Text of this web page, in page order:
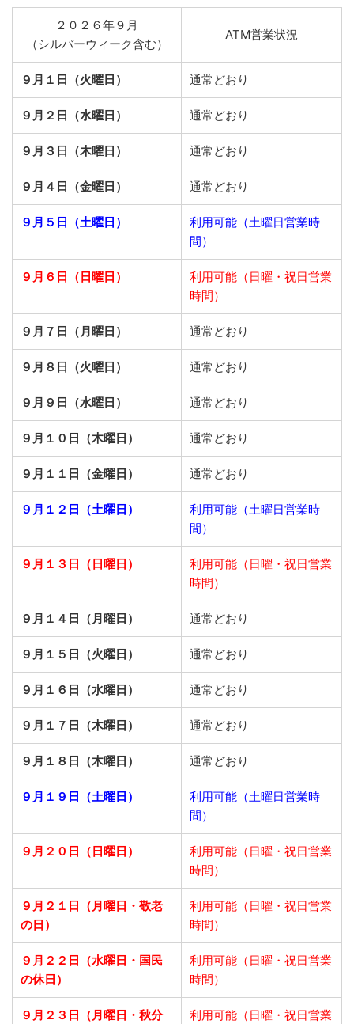
２０２６年９月
（シルバーウィーク含む）
ATM営業状況
９月１日（火曜日） 通常どおり
９月２日（水曜日） 通常どおり
９月３日（木曜日） 通常どおり
９月４日（金曜日） 通常どおり
９月５日（土曜日）
利用可能（土曜日営業時
間）
９月６日（日曜日）
利用可能（日曜・祝日営業
時間）
９月７日（月曜日） 通常どおり
９月８日（火曜日） 通常どおり
９月９日（水曜日） 通常どおり
９月１０日（木曜日） 通常どおり
９月１１日（金曜日） 通常どおり
９月１２日（土曜日）
利用可能（土曜日営業時
間）
９月１３日（日曜日）
利用可能（日曜・祝日営業
時間）
９月１４日（月曜日） 通常どおり
９月１５日（火曜日） 通常どおり
９月１６日（水曜日） 通常どおり
９月１７日（木曜日） 通常どおり
９月１８日（木曜日） 通常どおり
９月１９日（土曜日）
利用可能（土曜日営業時
間）
９月２０日（日曜日）
利用可能（日曜・祝日営業
時間）
９月２１日
（月曜日・敬老
の日）
利用可能（日曜・祝日営業
時間）
９月２２日
（水曜日・国民
の休日）
利用可能（日曜・祝日営業
時間）
９月２３日
（月曜日・秋分
利用可能（日曜・祝日営業